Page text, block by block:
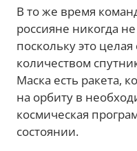
В то же время
россияне никогда
поскольку это
количеством
Маска есть ракета,
на орбиту в
космическая
состоянии.